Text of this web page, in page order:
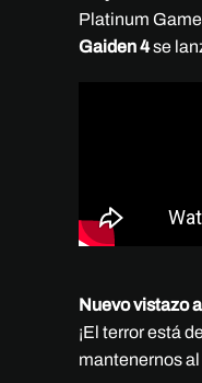
Platinum
Gaiden 4se
Nuevo vistazo
¡El terror está
mantenernos